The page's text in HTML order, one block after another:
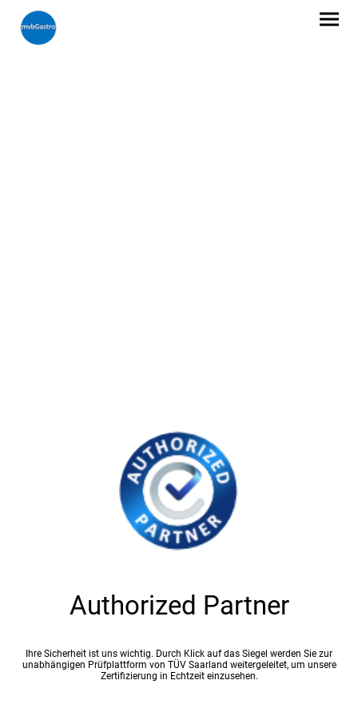
Authorized Partner
Ihre Sicherheit ist uns wichtig. Durch Klick auf das Siegel werden Sie zur
unabhängigen Prüfplattform von TÜV Saarland weitergeleitet, um unsere
Zertifizierung in Echtzeit einzusehen.